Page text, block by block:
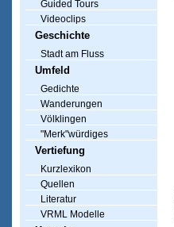
Guided Tours
Videoclips
Geschichte
Stadt am Fluss
Umfeld
Gedichte
Wanderungen
Völklingen
"Merk"würdiges
Vertiefung
Kurzlexikon
Quellen
Literatur
VRML Modelle